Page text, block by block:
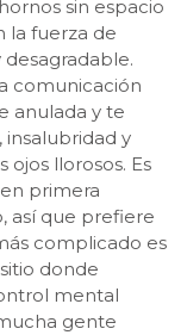
sin espacio
la fuerza de
desagradable.
comunicación
anulada y te
insalubridad y
ojos llorosos. Es
primera
así que prefiere
complicado es
donde
mental
gente